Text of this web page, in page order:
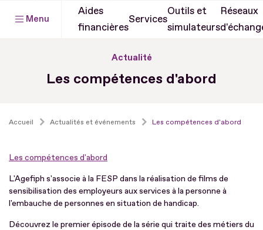
Menu
Aides
financières
Services
Outils et
simulateurs
Réseaux
Actualité
Les compétences d'abord
Accueil Actualités et événements Les compétences d'abord
Les compétences d'abord
L'Agefiph s'associe à la FESP dans la réalisation de films de
sensibilisation des employeurs aux services à la personne à
l'embauche de personnes en situation de handicap.
Découvrez le premier épisode de la série qui traite des métiers du